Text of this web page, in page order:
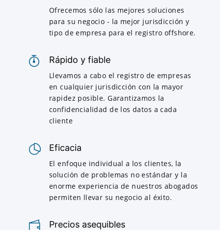
Ofrecemos sólo las mejores soluciones
para su negocio - la mejor jurisdicción y
tipo de empresa para el registro offshore.
Rápido y fiable
Llevamos a cabo el registro de empresas
en cualquier jurisdicción con la mayor
rapidez posible. Garantizamos la
confidencialidad de los datos a cada
cliente
Eficacia
El enfoque individual a los clientes, la
solución de problemas no estándar y la
enorme experiencia de nuestros abogados
permiten llevar su negocio al éxito.
Precios asequibles